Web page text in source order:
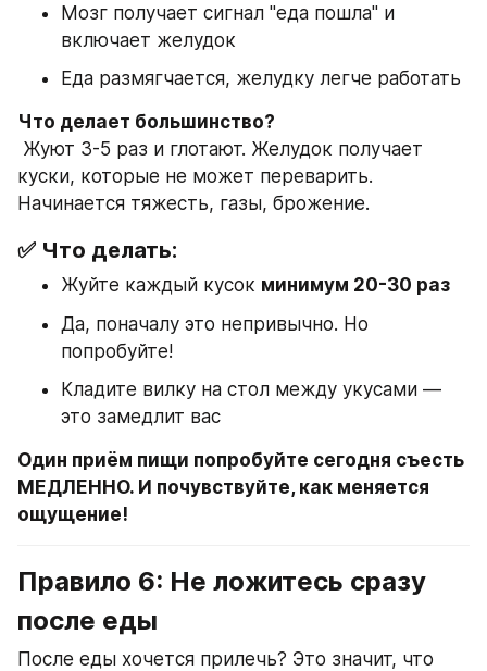
Мозг получает сигнал "еда пошла" и
включает желудок
Еда размягчается, желудку легче работать
Что делает большинство?
куски, которые не может переварить.
Начинается тяжесть, газы, брожение.
✅ Что делать:
Жуйте каждый кусок минимум 20-30 раз
Да, поначалу это непривычно. Но
попробуйте!
Кладите вилку на стол между укусами —
это замедлит вас
Один приём пищи попробуйте сегодня съесть
МЕДЛЕННО. И почувствуйте, как меняется
ощущение!
Правило 6: Не ложитесь сразу
после еды
После еды хочется прилечь? Это значит, что